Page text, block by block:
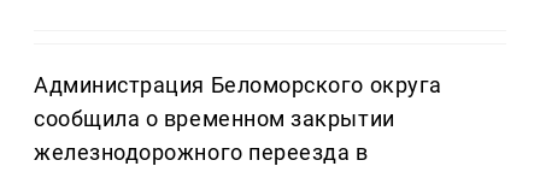
Администрация Беломорского округа
сообщила о временном закрытии
железнодорожного переезда в